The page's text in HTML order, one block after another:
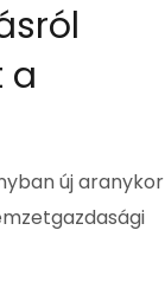
a
új aranykor